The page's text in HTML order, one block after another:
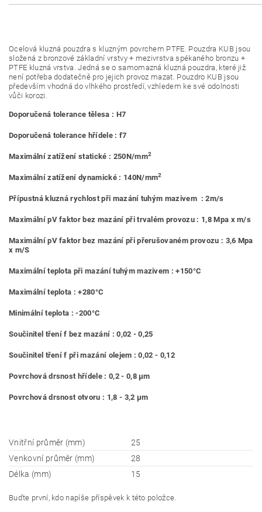
Ocelová kluzná pouzdra s kluzným povrchem PTFE. Pouzdra KUB jsou
složená z bronzové základní vrstvy + mezivrstva spékaného bronzu +
PTFE kluzná vrstva. Jedná se o samomazná kluzná pouzdra, které již
není potřeba dodatečně pro jejich provoz mazat. Pouzdro KUB jsou
především vhodná do vlhkého prostředí, vzhledem ke své odolnosti
vůči korozi.
Doporučená tolerance tělesa : H7
Doporučená tolerance hřídele : f7
Maximální zatížení statické : 250N/mm2
Maximální zatížení dynamické : 140N/mm2
Přípustná kluzná rychlost při mazání tuhým mazivem : 2m/s
Maximální pV faktor bez mazání při trvalém provozu : 1,8 Mpa x m/s
Maximální pV faktor bez mazání při přerušovaném provozu : 3,6 Mpa
x m/S
Maximální teplota při mazání tuhým mazivem : +150°C
Maximální teplota : +280°C
Minimální teplota : -200°C
Součinitel tření f bez mazání : 0,02 - 0,25
Součinitel tření f při mazání olejem : 0,02 - 0,12
Povrchová drsnost hřídele : 0,2 - 0,8 μm
Povrchová drsnost otvoru : 1,8 - 3,2 μm
Vnitřní průměr (mm)
25
Venkovní průměr (mm)
28
Délka (mm)
15
Buďte první, kdo napíše příspěvek k této položce.